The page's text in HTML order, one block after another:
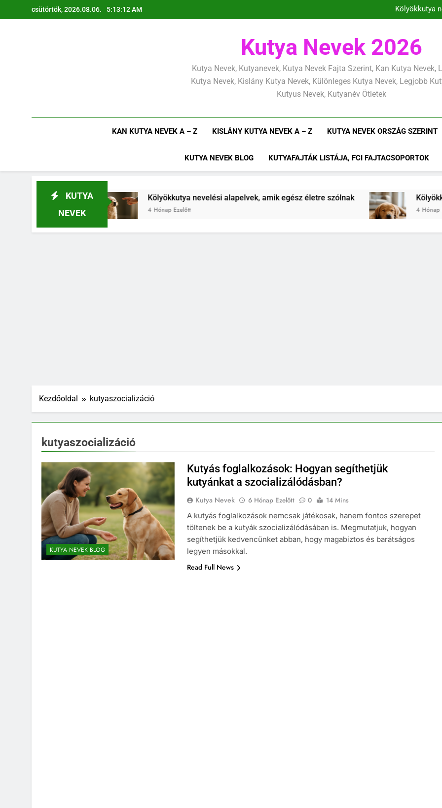
a
csütörtök, 2026.08.06. 5:13:13 AM
Kölyökkutya
Kölyökkutya
Kutya Nevek 2026
Kutya Nevek, Kutyanevek, Kutya Nevek Fajta Szerint, Kan Kutya Nevek,
Kutya Nevek, Kislány Kutya Nevek, Különleges Kutya Nevek, Legjobb
Kutyus Nevek, Kutyanév Ötletek
KAN KUTYA NEVEK A – Z KISLÁNY KUTYA NEVEK A – Z KUTYA NEVEK ORSZÁG SZERINT
KUTYA NEVEK BLOG KUTYAFAJTÁK LISTÁJA, FCI FAJTACSOPORTOK
KUTYA
NEVEK
Kölyökkutya nevelési alapelvek, amik egész életre szólnak
4 Hónap Ezelőtt
Kölyökkutya
4 Hónap Ezelőtt
Kezdőoldal kutyaszocializáció
kutyaszocializáció
KUTYA NEVEK BLOG
Kutyás foglalkozások: Hogyan segíthetjük
kutyánkat a szocializálódásban?
Kutya Nevek 6 Hónap Ezelőtt 0
14 Mins
A kutyás foglalkozások nemcsak játékosak, hanem fontos szerepet
töltenek be a kutyák szocializálódásában is. Megmutatjuk, hogyan
segíthetjük kedvencünket abban, hogy magabiztos és barátságos
legyen másokkal.
Read Full News